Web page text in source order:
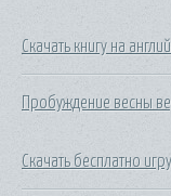
Скачать книгу на
Пробуждение весны
Скачать бесплатно